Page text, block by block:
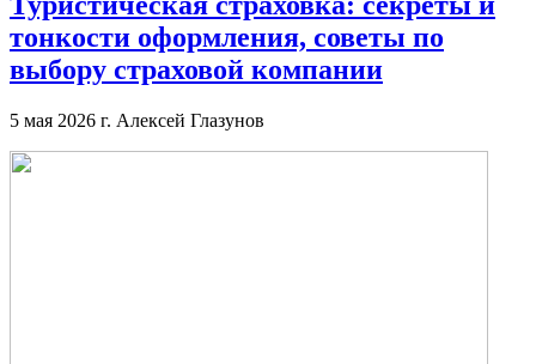
тонкости оформления, советы по
выбору страховой компании
5 мая 2026 г. Алексей Глазунов